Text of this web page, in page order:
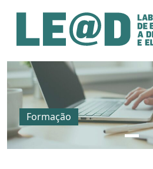
Ir para o conteúdo principal
Informações de acessibilidade
Mapa do site
Formação